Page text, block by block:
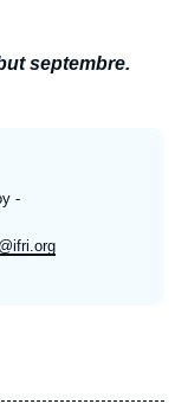
septembre.
-